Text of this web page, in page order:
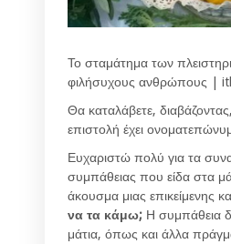
Το σταμάτημα των
φιλήσυχους ανθρώπους |
Θα καταλάβετε,
επιστολή έχει
Ευχαριστώ πολύ για τα
συμπάθειας που είδα στα
άκουσμα μιας επικείμενης
να τα κάμω; Η συμπάθεια
μάτια, όπως και άλλα